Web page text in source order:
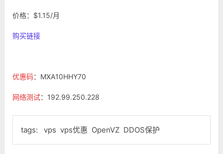
价格：$1.15/月
购买链接
优惠码：MXA10HHY70
网络测试：192.99.250.228
tags: vps vps优惠 OpenVZ DDOS保护